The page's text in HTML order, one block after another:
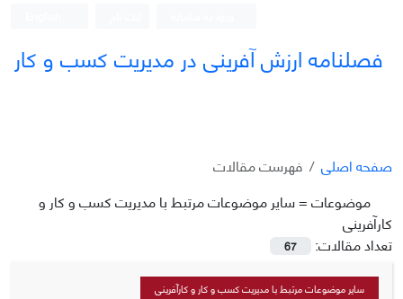
فصلنامه ارزش آفرینی در مدیریت کسب و کار
صفحه اصلی
فهرست مقالات
موضوعات =سایر موضوعات مرتبط با مدیریت کسب و کار و
کارآفرینی
تعداد مقالات:
67
سایر موضوعات مرتبط با مدیریت کسب و کار و کارآفرینی